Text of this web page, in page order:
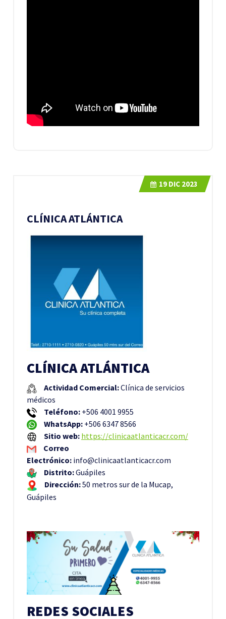
CLÍNICA ATLÁNTICA
19 DIC 2023
CLÍNICA ATLÁNTICA
Actividad Comercial:Clínica de servicios
médicos
Teléfono: +506 4001 9955
WhatsApp: +506 6347 8566
Sitio web: https://clinicaatlanticacr.com/
Correo
Electrónico: info@clinicaatlanticacr.com
Distrito:Guápiles
Dirección:50 metros sur de la Mucap,
Guápiles
REDES SOCIALES